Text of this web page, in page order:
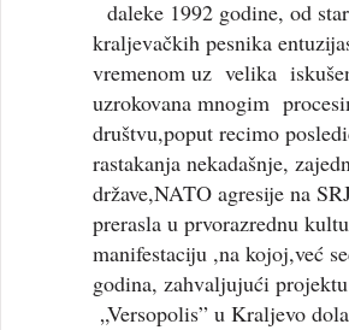
daleke 1992 godine, od
kraljevačkih pesnika
vremenom uz velika
uzrokovana mnogim
društvu,poput recimo
rastakanja nekadašnje,
države,NATO agresije na
prerasla u prvorazrednu
manifestaciju ,na kojoj,već
godina, zahvaljujući projektu
„Versopolis” u Kraljevo